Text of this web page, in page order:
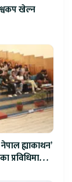
खेल्न
ह्याकाथन’